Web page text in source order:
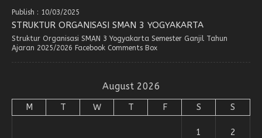
Publish : 10/03/2025
STRUKTUR ORGANISASI SMAN 3 YOGYAKARTA
Struktur Organisasi SMAN 3 Yogyakarta Semester Ganjil Tahun
Ajaran 2025/2026 Facebook Comments Box
August 2026
M T W T F S S
1 2